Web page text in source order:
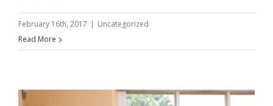
February 16th, 2017 | Uncategorized
Read More